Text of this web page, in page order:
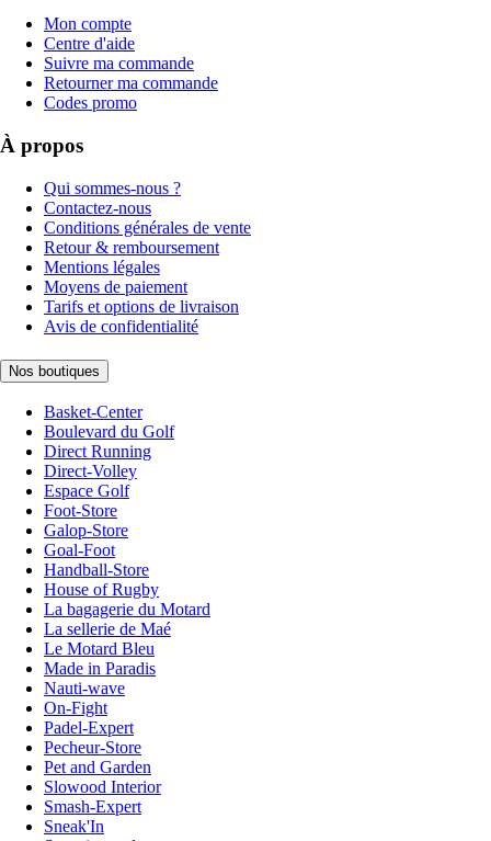
Mon compte
Centre d'aide
Suivre ma commande
Retourner ma commande
Codes promo
À propos
Qui sommes-nous ?
Contactez-nous
Conditions générales de vente
Retour & remboursement
Mentions légales
Moyens de paiement
Tarifs et options de livraison
Avis de confidentialité
Nos boutiques
Basket-Center
Boulevard du Golf
Direct Running
Direct-Volley
Espace Golf
Foot-Store
Galop-Store
Goal-Foot
Handball-Store
House of Rugby
La bagagerie du Motard
La sellerie de Maé
Le Motard Bleu
Made in Paradis
Nauti-wave
On-Fight
Padel-Expert
Pecheur-Store
Pet and Garden
Slowood Interior
Smash-Expert
Sneak'In